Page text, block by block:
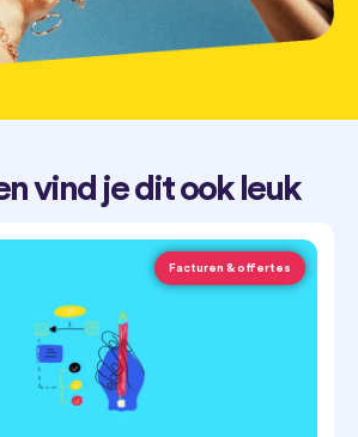
vind je dit ook leuk
Facturen & offertes